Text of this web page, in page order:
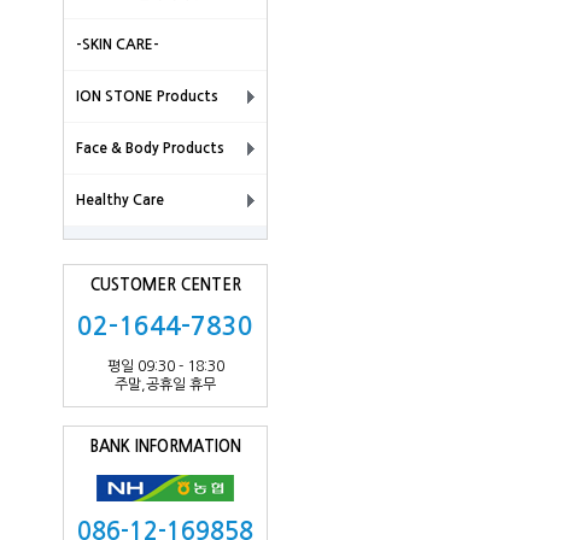
-SKIN CARE-
ION STONE Products
Face & Body Products
Healthy Care
CUSTOMER CENTER
02-1644-7830
평일 09:30 - 18:30
주말,공휴일 휴무
BANK INFORMATION
086-12-169858